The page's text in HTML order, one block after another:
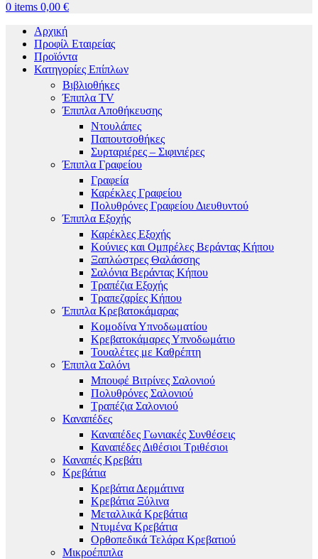
0 items 0,00 €
Αρχική
Προφίλ Εταιρείας
Προϊόντα
Κατηγορίες Επίπλων
Βιβλιοθήκες
Έπιπλα TV
Έπιπλα Αποθήκευσης
Ντουλάπες
Παπουτσοθήκες
Συρταριέρες – Σιφινιέρες
Έπιπλα Γραφείου
Γραφεία
Καρέκλες Γραφείου
Πολυθρόνες Γραφείου Διευθυντού
Έπιπλα Εξοχής
Καρέκλες Εξοχής
Κούνιες και Ομπρέλες Βεράντας Κήπου
Ξαπλώστρες Θαλάσσης
Σαλόνια Βεράντας Κήπου
Τραπέζια Εξοχής
Τραπεζαρίες Κήπου
Έπιπλα Κρεβατοκάμαρας
Κομοδίνα Υπνοδωματίου
Κρεβατοκάμαρες Υπνοδωμάτιο
Τουαλέτες με Καθρέπτη
Έπιπλα Σαλόνι
Μπουφέ Βιτρίνες Σαλονιού
Πολυθρόνες Σαλονιού
Τραπέζια Σαλονιού
Καναπέδες
Καναπέδες Γωνιακές Συνθέσεις
Καναπέδες Διθέσιοι Τριθέσιοι
Καναπές Κρεβάτι
Κρεβάτια
Κρεβάτια Δερμάτινα
Κρεβάτια Ξύλινα
Μεταλλικά Κρεβάτια
Ντυμένα Κρεβάτια
Ορθοπεδικά Τελάρα Κρεβατιού
Μικροέπιπλα